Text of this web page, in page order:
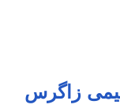
زاگرس